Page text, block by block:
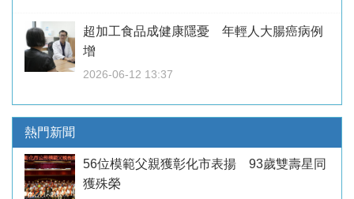
超加工食品成健康隱憂 年輕人大腸癌病例
增
2026-06-12 13:37
熱門新聞
56位模範父親獲彰化市表揚 93歲雙壽星同
獲殊榮